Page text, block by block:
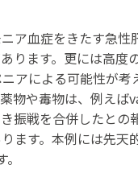
ア血症をきたす急
ます。更には高
アによる可能性が
物や毒物は、例え
振戦を合併したと
ます。本例には先